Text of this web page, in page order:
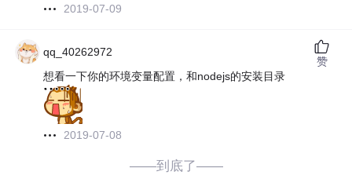
2019-07-09
qq_40262972
想看一下你的环境变量配置，和nodejs的安装目录
2019-07-08
赞
——到底了——